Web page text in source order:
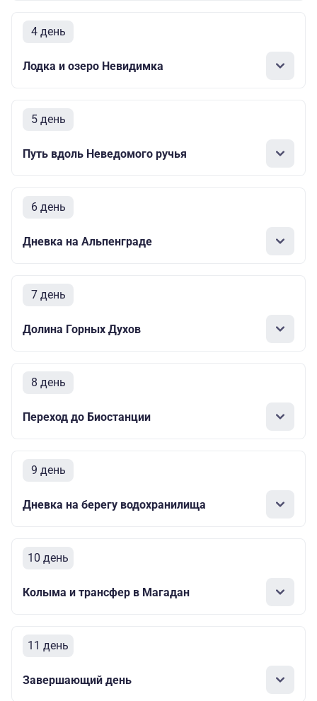
4 день
Лодка и озеро Невидимка
5 день
Путь вдоль Неведомого ручья
6 день
Дневка на Альпенграде
7 день
Долина Горных Духов
8 день
Переход до Биостанции
9 день
Дневка на берегу водохранилища
10 день
Колыма и трансфер в Магадан
11 день
Завершающий день